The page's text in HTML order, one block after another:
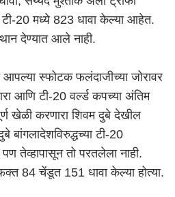
20 मध्ये 823 धावा केल्या आहेत.
देण्यात आले नाही.
स्फोटक फलंदाजीच्या जोरावर
आणि टी-20 वर्ल्ड कपच्या अंतिम
खेळी करणारा शिवम दुबे देखील
बांगलादेशविरुद्धच्या टी-20
तेव्हापासून तो परतलेला नाही.
84 चेंडूत 151 धावा केल्या होत्या.